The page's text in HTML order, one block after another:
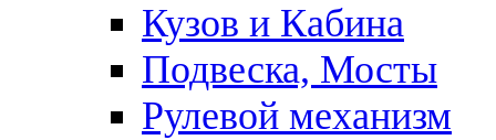
Кузов и Кабина
Подвеска, Мосты
Рулевой механизм